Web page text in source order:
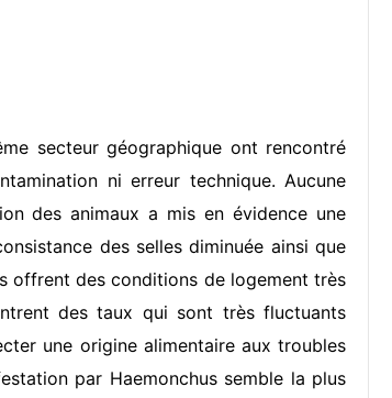
secteur géographique ont rencontré
ni erreur technique. Aucune
des animaux a mis en évidence une
des selles diminuée ainsi que
offrent des conditions de logement très
des taux qui sont très fluctuants
une origine alimentaire aux troubles
par Haemonchus semble la plus